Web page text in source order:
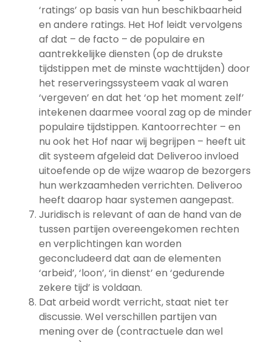
‘ratings’ op basis van hun beschikbaarheid
en andere ratings. Het Hof leidt vervolgens
af dat – de facto – de populaire en
aantrekkelijke diensten (op de drukste
tijdstippen met de minste wachttijden) door
het reserveringssysteem vaak al waren
‘vergeven’ en dat het ‘op het moment zelf’
intekenen daarmee vooral zag op de minder
populaire tijdstippen. Kantoorrechter – en
nu ook het Hof naar wij begrijpen – heeft uit
dit systeem afgeleid dat Deliveroo invloed
uitoefende op de wijze waarop de bezorgers
hun werkzaamheden verrichten. Deliveroo
heeft daarop haar systemen aangepast.
Juridisch is relevant of aan de hand van de
tussen partijen overeengekomen rechten
en verplichtingen kan worden
geconcludeerd dat aan de elementen
‘arbeid’, ‘loon’, ‘in dienst’ en ‘gedurende
zekere tijd’ is voldaan.
Dat arbeid wordt verricht, staat niet ter
discussie. Wel verschillen partijen van
mening over de (contractuele dan wel